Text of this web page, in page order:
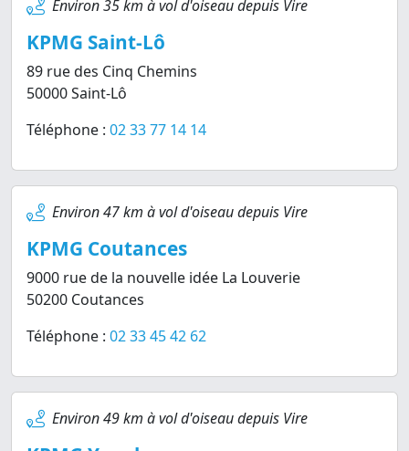
Environ 35 km à vol d'oiseau depuis Vire
KPMG Saint-Lô
89 rue des Cinq Chemins
50000 Saint-Lô
Téléphone : 02 33 77 14 14
Environ 47 km à vol d'oiseau depuis Vire
KPMG Coutances
9000 rue de la nouvelle idée La Louverie
50200 Coutances
Téléphone : 02 33 45 42 62
Environ 49 km à vol d'oiseau depuis Vire